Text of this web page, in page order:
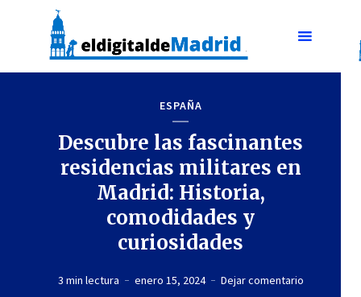
ESPAÑA
Descubre las fascinantes
residencias militares en
Madrid: Historia,
comodidades y
curiosidades
3 min lectura enero 15, 2024 Dejar comentario